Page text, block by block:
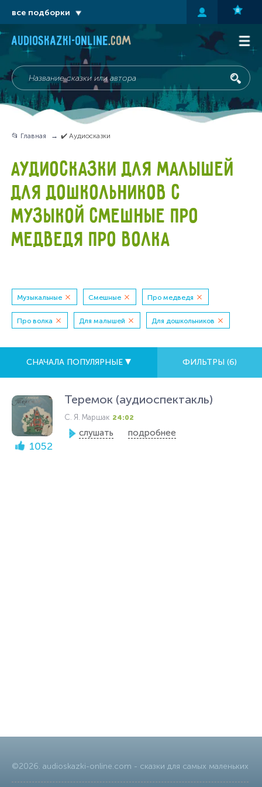
audioskazki-online.com
📂 Главная ✔️ Аудиосказки
АУДИОСКАЗКИ ДЛЯ МАЛЫШЕЙ
ДЛЯ ДОШКОЛЬНИКОВ С
МУЗЫКОЙ СМЕШНЫЕ ПРО
МЕДВЕДЯ ПРО ВОЛКА
Музыкальные Смешные Про медведя
Про волка Для малышей Для дошкольников
СНАЧАЛА ПОПУЛЯРНЫЕ ФИЛЬТРЫ (6)
1052
Теремок (аудиоспектакль)
С. Я. Маршак 24:02
слушать подробнее
©2026. audioskazki-online.com - сказки для самых маленьких
все подборки